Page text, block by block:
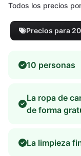
Todos los precios
Precios para
10 personas
La ropa de
de forma
La limpieza